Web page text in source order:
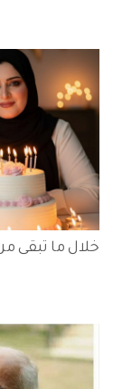
خلال ما تبقى